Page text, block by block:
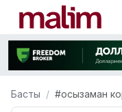
Басты #осызаман